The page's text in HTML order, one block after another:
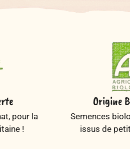
pour la
!
Origine
Semences
issus de